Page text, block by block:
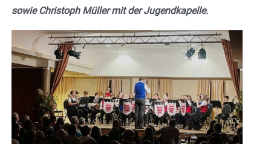
sowie Christoph Müller mit der Jugendkapelle.